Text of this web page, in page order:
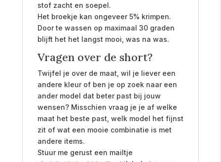
stof zacht en soepel.
Het broekje kan ongeveer 5% krimpen.
Door te wassen op maximaal 30 graden
blijft het het langst mooi, was na was.
Vragen over de short?
Twijfel je over de maat, wil je liever een
andere kleur of ben je op zoek naar een
ander model dat beter past bij jouw
wensen? Misschien vraag je je af welke
maat het beste past, welk model het fijnst
zit of wat een mooie combinatie is met
andere items.
Stuur me gerust een mailtje